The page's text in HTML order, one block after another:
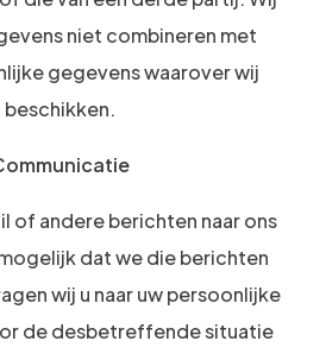
niet combineren met
gegevens waarover wij
beschikken.
of andere berichten naar ons
dat we die berichten
wij u naar uw persoonlijke
de desbetreffende situatie